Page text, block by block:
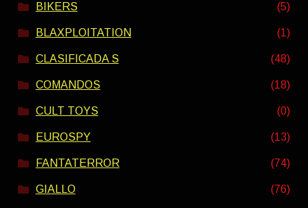
BIKERS (5)
BLAXPLOITATION (1)
CLASIFICADA S (48)
COMANDOS (18)
CULT TOYS (0)
EUROSPY (13)
FANTATERROR (74)
GIALLO (76)